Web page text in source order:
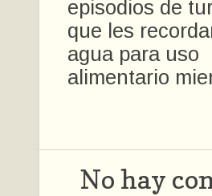
episodios de
que les
agua para uso
alimentario
No hay